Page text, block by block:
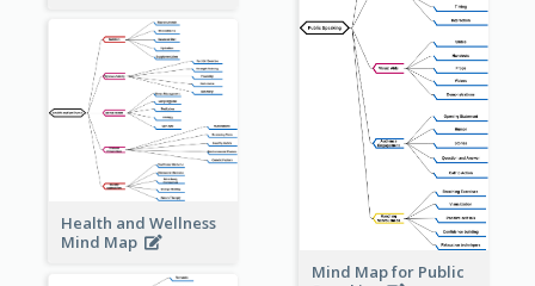
Mind Map for Public
Health and Wellness
Mind Map